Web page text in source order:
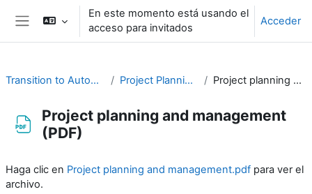
Salta al contenido principal
Panel lateral
En este momento está usando el
acceso para invitados
Acceder
Transition to Automation Training Material Project Planning and Management Project planning and management (PDF)
Project planning and management
(PDF)
Haga clic en Project planning and management.pdf para ver el
archivo.